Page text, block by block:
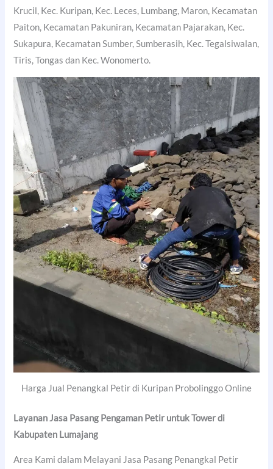
Krucil, Kec. Kuripan, Kec. Leces, Lumbang, Maron, Kecamatan
Paiton, Kecamatan Pakuniran, Kecamatan Pajarakan, Kec.
Sukapura, Kecamatan Sumber, Sumberasih, Kec. Tegalsiwalan,
Tiris, Tongas dan Kec. Wonomerto.
Harga Jual Penangkal Petir di Kuripan Probolinggo Online
Layanan Jasa Pasang Pengaman Petir untuk Tower di
Kabupaten Lumajang
Area Kami dalam Melayani Jasa Pasang Penangkal Petir